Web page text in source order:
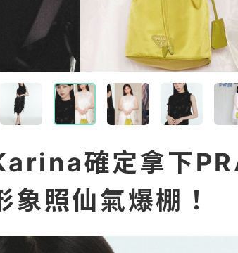
確定拿下
象照仙氣爆棚！